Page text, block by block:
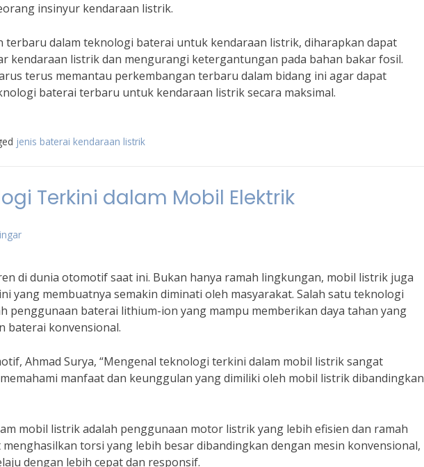
insinyur kendaraan listrik.
terbaru dalam teknologi baterai untuk kendaraan listrik, diharapkan dapat
kendaraan listrik dan mengurangi ketergantungan pada bahan bakar fosil.
terus memantau perkembangan terbaru dalam bidang ini agar dapat
baterai terbaru untuk kendaraan listrik secara maksimal.
jenis baterai kendaraan listrik
Terkini dalam Mobil Elektrik
di dunia otomotif saat ini. Bukan hanya ramah lingkungan, mobil listrik juga
yang membuatnya semakin diminati oleh masyarakat. Salah satu teknologi
penggunaan baterai lithium-ion yang mampu memberikan daya tahan yang
baterai konvensional.
Ahmad Surya, “Mengenal teknologi terkini dalam mobil listrik sangat
manfaat dan keunggulan yang dimiliki oleh mobil listrik dibandingkan
mobil listrik adalah penggunaan motor listrik yang lebih efisien dan ramah
torsi yang lebih besar dibandingkan dengan mesin konvensional,
dengan lebih cepat dan responsif.